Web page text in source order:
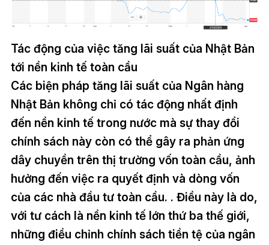
Tác động của việc tăng lãi suất của Nhật Bản
tới nền kinh tế toàn cầu
Các biện pháp tăng lãi suất của Ngân hàng
Nhật Bản không chỉ có tác động nhất định
đến nền kinh tế trong nước mà sự thay đổi
chính sách này còn có thể gây ra phản ứng
dây chuyền trên thị trường vốn toàn cầu, ảnh
hưởng đến việc ra quyết định và dòng vốn
của các nhà đầu tư toàn cầu. . Điều này là do,
với tư cách là nền kinh tế lớn thứ ba thế giới,
những điều chỉnh chính sách tiền tệ của ngân